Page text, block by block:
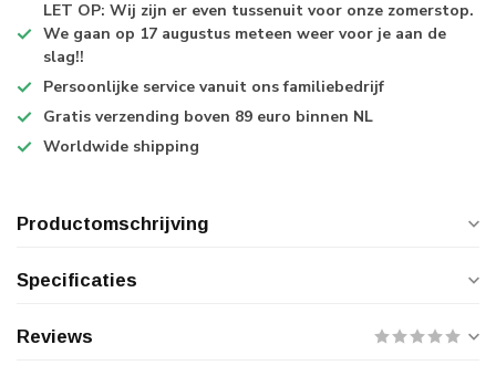
LET OP: Wij zijn er even tussenuit voor onze zomerstop.
We gaan op 17 augustus meteen weer voor je aan de
slag!!
Persoonlijke service vanuit ons familiebedrijf
Gratis verzending boven 89 euro binnen NL
Worldwide shipping
Productomschrijving
Specificaties
Reviews